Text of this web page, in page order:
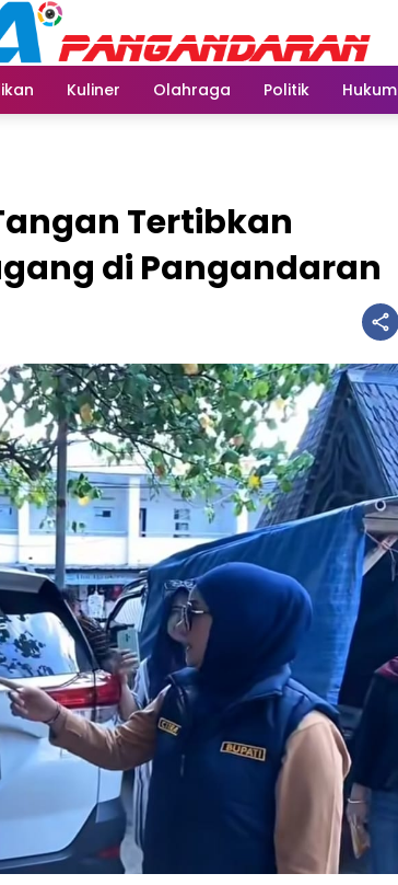
Kuliner Olahraga Politik Hukum
Tertibkan
di Pangandaran